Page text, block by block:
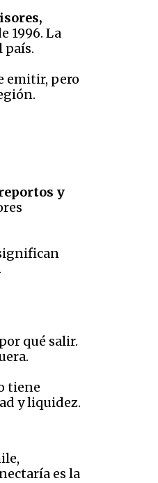
1996. La
país.
emitir, pero
y
qué salir.
tiene
y liquidez.
es la